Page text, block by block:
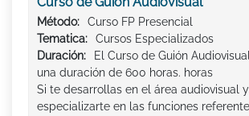
Método:
Curso FP Presencial
Tematica:
Cursos Especializados
Duración:
El Curso de Guión
una duración de 600 horas. horas
Si te desarrollas en el área audiovisual
especializarte en las funciones